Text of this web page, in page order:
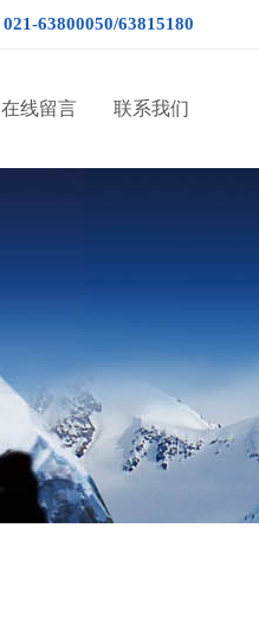
021-63800050/63815180
在线留言 联系我们